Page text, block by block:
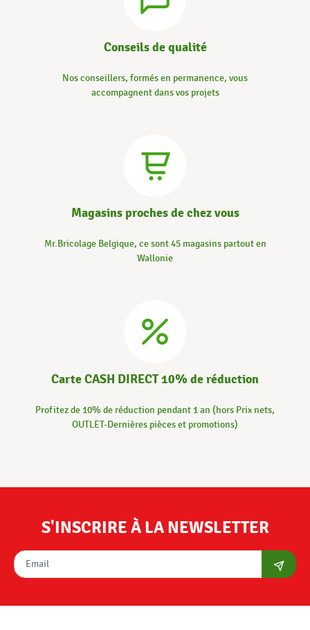
Conseils de qualité
Nos conseillers, formés en permanence, vous
accompagnent dans vos projets
Magasins proches de chez vous
Mr.Bricolage Belgique, ce sont 45 magasins partout en
Wallonie
Carte CASH DIRECT 10% de réduction
Profitez de 10% de réduction pendant 1 an (hors Prix nets,
OUTLET-Dernières pièces et promotions)
S'INSCRIRE À LA NEWSLETTER